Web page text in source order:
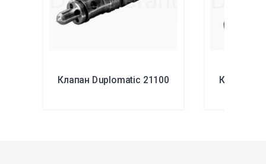
Клапан Duplomatic 21100 Клапан